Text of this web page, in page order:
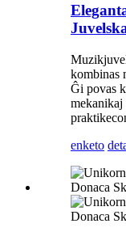
kombinas
Ĝi povas
mekanikaj
enketo